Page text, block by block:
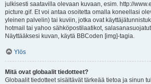
julkisesti saatavilla olevaan kuvaan, esim. http://
picture.gif. Et voi antaa osoitetta omalla koneellasi
yleinen palvelin) tai kuviin, jotka ovat
hotmail tai yahoo sähköpostilaatikot,
Näyttääksesi kuvan, käytä BBCoden [img]-tagia.
Ylös
Mitä ovat globaalit tiedotteet?
Globaalit tiedotteet sisältävät tärkeää tietoa ja sinun